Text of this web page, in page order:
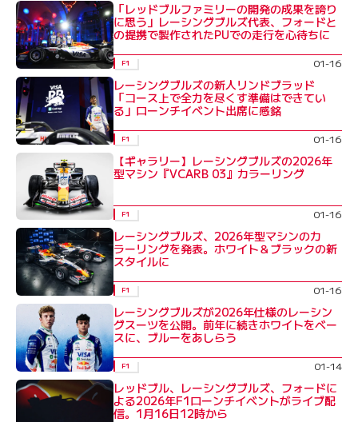
「レッドブルファミリーの開発の成果を誇り
に思う」レーシングブルズ代表、フォードと
の提携で製作されたPUでの走行を心待ちに
F1 01-16
レーシングブルズの新人リンドブラッド
「コース上で全力を尽くす準備はできてい
る」ローンチイベント出席に感銘
F1 01-16
【ギャラリー】レーシングブルズの2026年
型マシン『VCARB 03』カラーリング
F1 01-16
レーシングブルズ、2026年型マシンのカ
ラーリングを発表。ホワイト＆ブラックの新
スタイルに
F1 01-16
レーシングブルズが2026年仕様のレーシン
グスーツを公開。前年に続きホワイトをベー
スに、ブルーをあしらう
F1 01-14
レッドブル、レーシングブルズ、フォードに
よる2026年F1ローンチイベントがライブ配
信。1月16日12時から